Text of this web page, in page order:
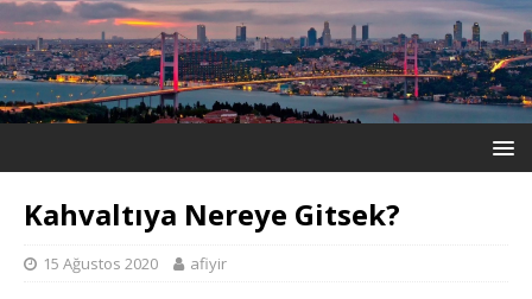
Kahvaltıya Nereye Gitsek?
15 Ağustos 2020 afiyir